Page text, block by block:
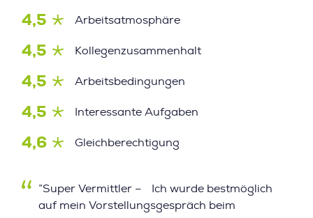
4,5 Arbeitsatmosphäre
4,5 Kollegenzusammenhalt
4,5 Arbeitsbedingungen
4,5 Interessante Aufgaben
4,6 Gleichberechtigung
”Super Vermittler – Ich wurde bestmöglich
auf mein Vorstellungsgespräch beim